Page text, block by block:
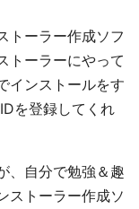
トーラー作成ソフ
トーラーにやって
インストールをす
を登録してくれ
、自分で勉強＆趣
ストーラー作成ソ